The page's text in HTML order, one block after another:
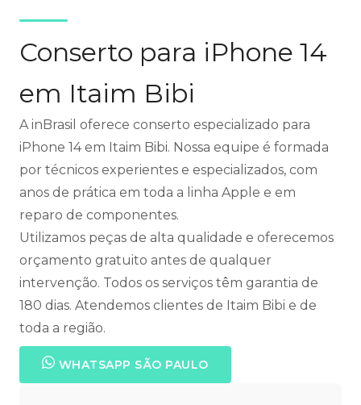
Conserto para iPhone 14
em Itaim Bibi
A inBrasil oferece conserto especializado para
iPhone 14 em Itaim Bibi. Nossa equipe é formada
por técnicos experientes e especializados, com
anos de prática em toda a linha Apple e em
reparo de componentes.
Utilizamos peças de alta qualidade e oferecemos
orçamento gratuito antes de qualquer
intervenção. Todos os serviços têm garantia de
180 dias. Atendemos clientes de Itaim Bibi e de
toda a região.
WHATSAPP SÃO PAULO